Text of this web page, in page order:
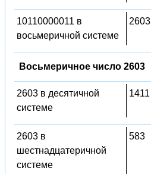
10110000011 в
восьмеричной системе
2603
Восьмеричное число 2603
2603 в десятичной
системе
1411
2603 в
шестнадцатеричной
системе
583